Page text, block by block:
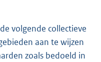
volgende collectieve
aan te wijzen
zoals bedoeld in